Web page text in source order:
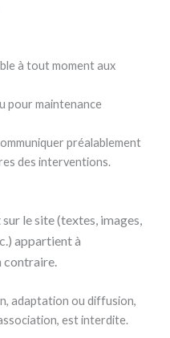
à tout moment aux
pour maintenance
préalablement
des interventions.
sur le site (textes, images,
appartient à
contraire.
adaptation ou diffusion,
est interdite.